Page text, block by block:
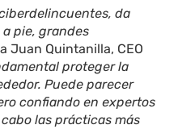
da
pie, grandes
Juan Quintanilla, CEO
proteger la
Puede parecer
confiando en expertos
las prácticas más